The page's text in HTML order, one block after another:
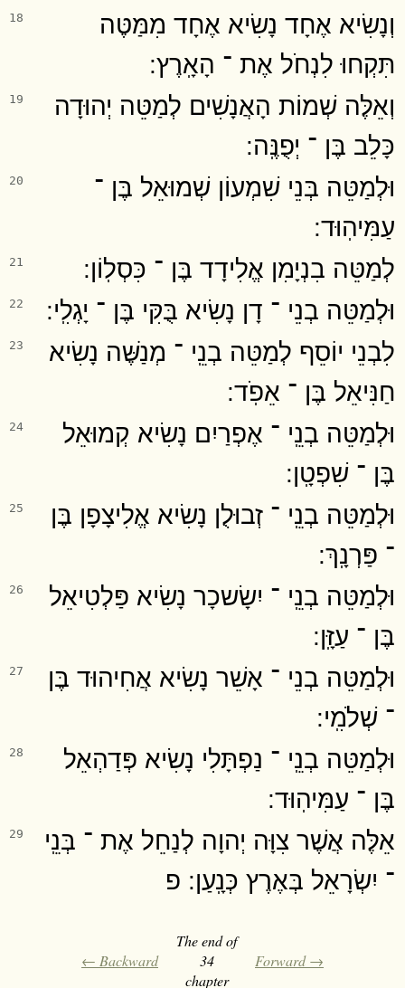
18
וְנָשִׂיא אֶחָד נָשִׂיא אֶחָד מִמַּטֶּה
תִּקְחוּ לִנְחֹל אֶת ־ הָאָֽרֶץ ׃
19
וְאֵלֶּה שְׁמוֹת הָאֲנָשִׁים לְמַטֵּה יְהוּדָה
כָּלֵב בֶּן ־ יְפֻנֶּֽה ׃
20
וּלְמַטֵּה בְּנֵי שִׁמְעוֹן שְׁמוּאֵל בֶּן ־
עַמִּיהֽוּד ׃
21 לְמַטֵּה בִנְיָמִן אֱלִידָד בֶּן ־ כִּסְלֽוֹן ׃
22 וּלְמַטֵּה בְנֵי ־ דָן נָשִׂיא בֻּקִּי בֶּן ־ יָגְלִֽי ׃
23
לִבְנֵי יוֹסֵף לְמַטֵּה בְנֵֽי ־ מְנַשֶּׁה נָשִׂיא
חַנִּיאֵל בֶּן ־ אֵפֹֽד ׃
24
וּלְמַטֵּה בְנֵֽי ־ אֶפְרַיִם נָשִׂיא קְמוּאֵל
בֶּן ־ שִׁפְטָֽן ׃
25
וּלְמַטֵּה בְנֵֽי ־ זְבוּלֻן נָשִׂיא אֱלִיצָפָן בֶּן
־ פַּרְנָֽךְ ׃
26
וּלְמַטֵּה בְנֵֽי ־ יִשָׂשכָר נָשִׂיא פַּלְטִיאֵל
בֶּן ־ עַזָּֽן ׃
27
וּלְמַטֵּה בְנֵי ־ אָשֵׁר נָשִׂיא אֲחִיהוּד בֶּן
־ שְׁלֹמִֽי ׃
28
וּלְמַטֵּה בְנֵֽי ־ נַפְתָּלִי נָשִׂיא פְּדַהְאֵל
בֶּן ־ עַמִּיהֽוּד ׃
29
אֵלֶּה אֲשֶׁר צִוָּה יְהוָה לְנַחֵל אֶת ־ בְּנֵֽי
־ יִשְׂרָאֵל בְּאֶרֶץ כְּנָֽעַן ׃ פ
← Backward
The end of
34
chapter
Forward →